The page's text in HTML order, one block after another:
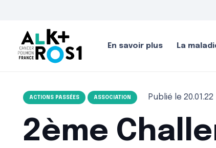
En savoir plus La
ACTIONS PASSÉES ASSOCIATION Publié le 20.01.22
2ème